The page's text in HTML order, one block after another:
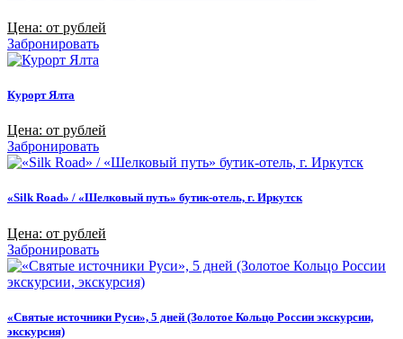
Цена: от рублей
Забронировать
Курорт Ялта
Цена: от рублей
Забронировать
«Silk Road» / «Шелковый путь» бутик-отель, г. Иркутск
Цена: от рублей
Забронировать
«Святые источники Руси», 5 дней (Золотое Кольцо России экскурсии,
экскурсия)